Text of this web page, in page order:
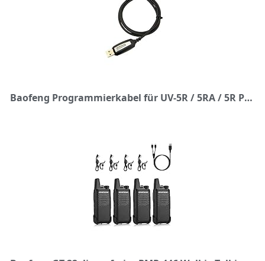
Baofeng Programmierkabel für UV-5R / 5RA / 5R Plus / 5RE UV3R Plus / BF-888S Schwarz